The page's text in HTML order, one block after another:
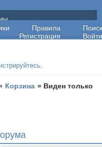
поддержки
Правила
Поиск
Регистрация
Войти
.
Корзина » Виден только